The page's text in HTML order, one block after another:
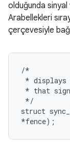
olduğunda
Arabellekleri
çerçevesiyle
/*
* displays
* that
*/
struct
*fence);